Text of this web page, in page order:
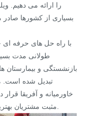
را ارائه می دهیم.
بسیاری از کشورها
با راه حل های حرفه
طولانی مدت
بازنشستگی و بیمارستان
تبدیل شده است.
خاورمیانه و آفریقا